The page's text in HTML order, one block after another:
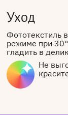
Уход
Фототекстиль
режиме при
гладить в
Не